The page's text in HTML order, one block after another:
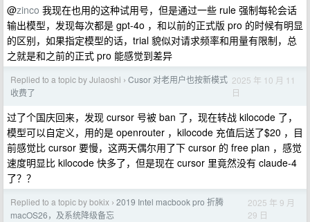
@zinco 我现在也用的这种试用号，但是通过一些 rule 强制每轮会话
输出模型，发现每次都是 gpt-4o ，和以前的正式版 pro 的时候有明显
的区别，如果指定模型的话，trial 貌似对请求频率和用量有限制，总
之就是和之前的正式 pro 能感觉到差异
Replied to a topic by Julaoshi › Cusor 对老用户也按新模式
收费了
2025 年 10 月 11
日
过了个国庆回来，发现 cursor 号被 ban 了，现在转战 kilocode 了，
模型可以自定义，用的是 openrouter ，kilocode 充值后送了$20 ，目
前感觉比 cursor 要慢，这两天偶尔用了下 cursor 的 free plan ，感觉
速度明显比 kilocode 快多了，但是现在 cursor 里竟然没有 claude-4
了？？
Replied to a topic by bokix › 2019 Intel macbook pro 折腾
macOS26，及系统降级备忘
2025 年 9 月
29 日